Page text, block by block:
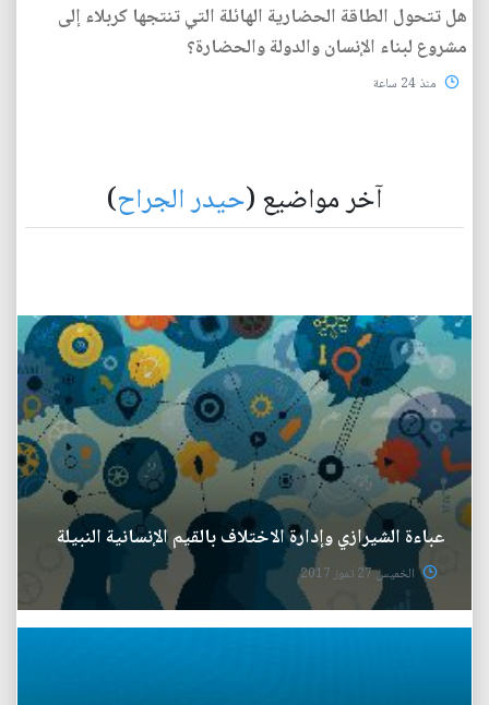
هل تتحول الطاقة الحضارية الهائلة التي تنتجها كربلاء إلى
مشروع لبناء الإنسان والدولة والحضارة؟
منذ 24 ساعة
آخر مواضيع (حيدر الجراح)
عباءة الشيرازي وإدارة الاختلاف بالقيم الإنسانية النبيلة
الخميس 27 تموز 2017